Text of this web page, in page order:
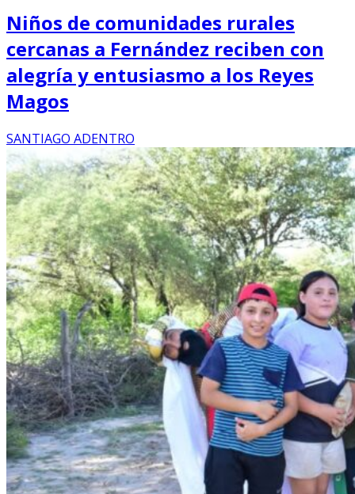
Niños de comunidades rurales
cercanas a Fernández reciben con
alegría y entusiasmo a los Reyes
Magos
SANTIAGO ADENTRO